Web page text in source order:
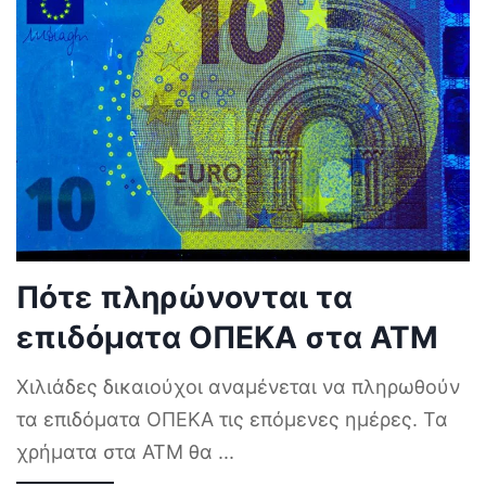
Πότε πληρώνονται τα
επιδόματα ΟΠΕΚΑ στα ΑΤΜ
Χιλιάδες δικαιούχοι αναμένεται να πληρωθούν
τα επιδόματα ΟΠΕΚΑ τις επόμενες ημέρες. Τα
χρήματα στα ΑΤΜ θα ...